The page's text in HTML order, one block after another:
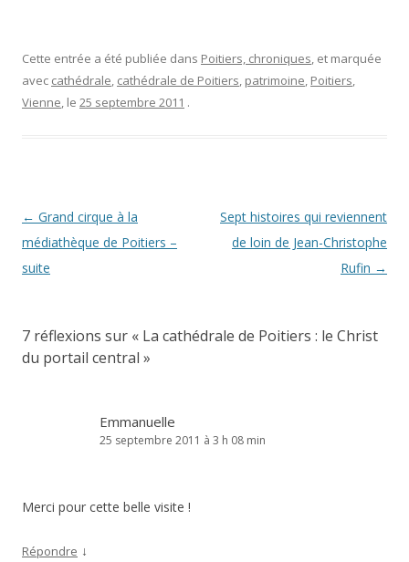
Cette entrée a été publiée dans Poitiers, chroniques, et marquée
avec cathédrale, cathédrale de Poitiers, patrimoine, Poitiers,
Vienne, le 25 septembre 2011 .
Navigation
des
articles
← Grand cirque à la
médiathèque de Poitiers –
suite
Sept histoires qui reviennent
de loin de Jean-Christophe
Rufin →
7 réflexions sur « La cathédrale de Poitiers : le Christ
du portail central »
Emmanuelle
25 septembre 2011 à 3 h 08 min
Merci pour cette belle visite !
Répondre ↓